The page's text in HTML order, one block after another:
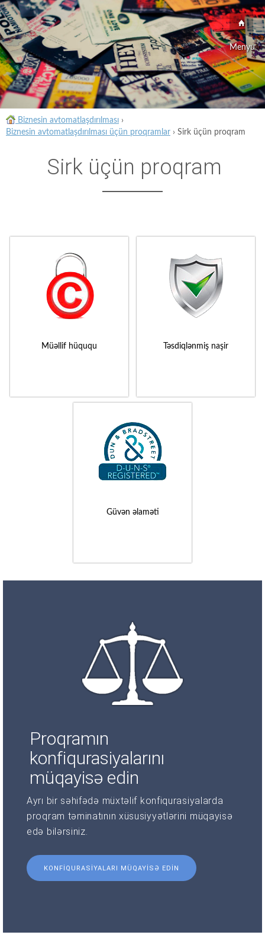
Menyu
Biznesin avtomatlaşdırılması ›
Biznesin avtomatlaşdırılması üçün proqramlar › Sirk üçün proqram
Sirk üçün proqram
Müəllif hüququ Təsdiqlənmiş naşir
Güvən əlaməti
Proqramın
konfiqurasiyalarını
müqayisə edin
Ayrı bir səhifədə müxtəlif konfiqurasiyalarda
proqram təminatının xüsusiyyətlərini müqayisə
edə bilərsiniz.
KONFIQURASIYALARI MÜQAYISƏ EDIN